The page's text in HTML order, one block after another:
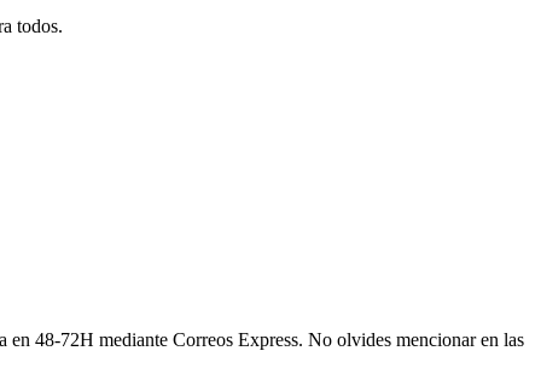
todos.
en 48-72H mediante Correos Express. No olvides mencionar en las